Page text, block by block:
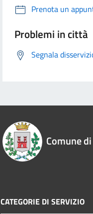
Prenota un
Problemi in città
Segnala
Comune
CATEGORIE DI SERVIZIO